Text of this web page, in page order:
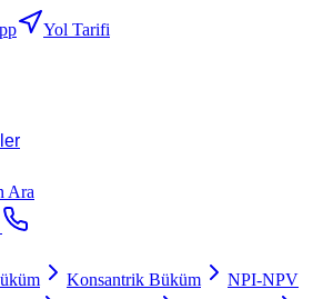
Yol Tarifi
Ara
Konsantrik Büküm
NPI-NPV